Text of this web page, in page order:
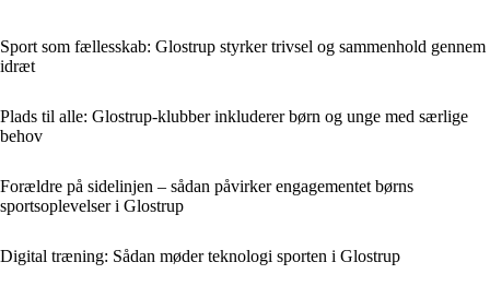
Sport som fællesskab: Glostrup styrker trivsel og sammenhold gennem
idræt
Plads til alle: Glostrup-klubber inkluderer børn og unge med særlige
behov
Forældre på sidelinjen – sådan påvirker engagementet børns
sportsoplevelser i Glostrup
Digital træning: Sådan møder teknologi sporten i Glostrup